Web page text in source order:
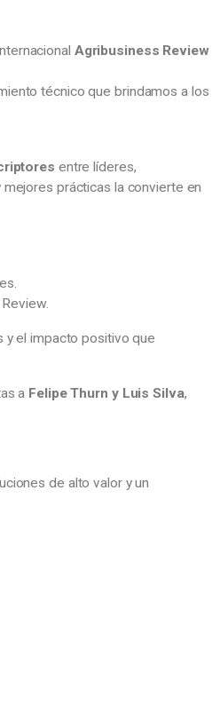
Agribusiness Review
técnico que brindamos a los
entre líderes,
prácticas la convierte en
y el impacto positivo que
a Felipe Thurn y Luis Silva,
de alto valor y un